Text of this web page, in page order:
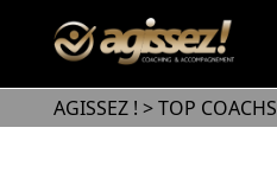
AGISSEZ ! >TOP COACHS